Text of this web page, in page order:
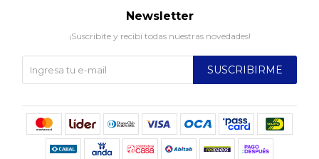
Newsletter
¡Suscribite y recibí todas nuestras novedades!
SUSCRIBIRME